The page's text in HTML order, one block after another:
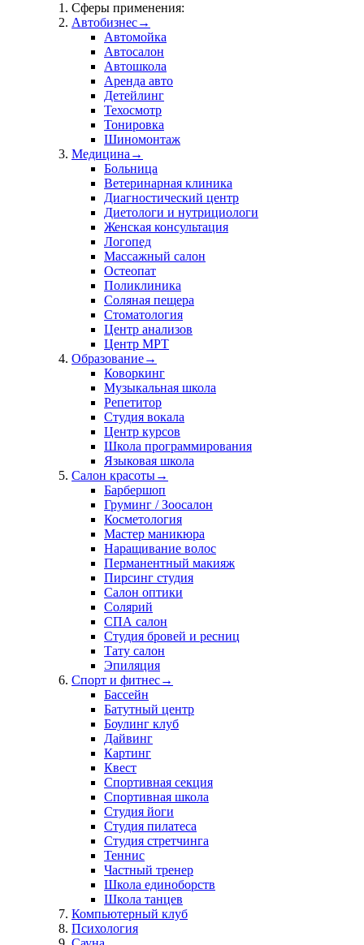
Сферы применения:
Автобизнес→
Автомойка
Автосалон
Автошкола
Аренда авто
Детейлинг
Техосмотр
Тонировка
Шиномонтаж
Медицина →
Больница
Ветеринарная клиника
Диагностический центр
Диетологи и нутрициологи
Женская консультация
Логопед
Массажный салон
Остеопат
Поликлиника
Соляная пещера
Стоматология
Центр анализов
Центр МРТ
Образование→
Коворкинг
Музыкальная школа
Репетитор
Студия вокала
Центр курсов
Школа программирования
Языковая школа
Салон красоты→
Барбершоп
Груминг / Зоосалон
Косметология
Мастер маникюра
Наращивание волос
Перманентный макияж
Пирсинг студия
Салон оптики
Солярий
СПА салон
Студия бровей и ресниц
Тату салон
Эпиляция
Спорт и фитнес→
Бассейн
Батутный центр
Боулинг клуб
Дайвинг
Картинг
Квест
Спортивная секция
Спортивная школа
Студия йоги
Студия пилатеса
Студия стретчинга
Теннис
Частный тренер
Школа единоборств
Школа танцев
Компьютерный клуб
Психология